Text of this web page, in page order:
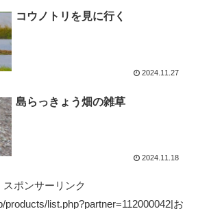
コウノトリを見に行く
2024.11.27
島らっきょう畑の雑草
2024.11.18
スポンサーリンク
products/list.php?partner=112000042|お